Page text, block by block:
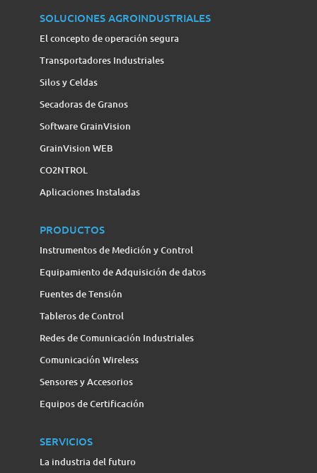
SOLUCIONES AGROINDUSTRIALES
El concepto de operación segura
Transportadores Industriales
Silos y Celdas
Secadoras de Granos
Software GrainVision
GrainVision WEB
CO2NTROL
Aplicaciones Instaladas
PRODUCTOS
Instrumentos de Medición y Control
Equipamiento de Adquisición de datos
Fuentes de Tensión
Tableros de Control
Redes de Comunicación Industriales
Comunicación Wireless
Sensores y Accesorios
Equipos de Certificación
SERVICIOS
La industria del futuro